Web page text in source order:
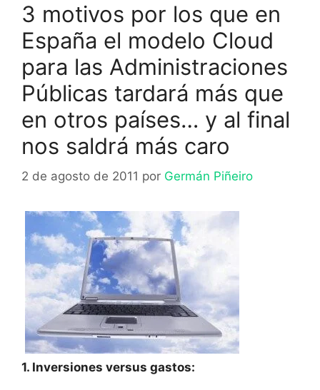
3 motivos por los que en
España el modelo Cloud
para las Administraciones
Públicas tardará más que
en otros países… y al final
nos saldrá más caro
2 de agosto de 2011 por Germán Piñeiro
1. Inversiones versus gastos: